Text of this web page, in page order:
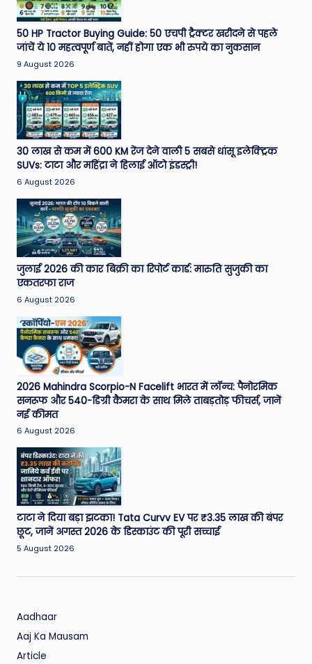
50 HP Tractor Buying Guide: 50 एचपी ट्रैक्टर खरीदने से पहले
जांचें ये 10 महत्वपूर्ण बातें, नहीं होगा एक भी रुपये का नुकसान
9 August 2026
30 लाख से कम में 600 KM रेंज देने वाली 5 सबसे धांसू इलेक्ट्रिक
SUVs: टाटा और महिंद्रा ने हिलाई ऑटो इंडस्ट्री!
6 August 2026
जुलाई 2026 की कार बिक्री का रिपोर्ट कार्ड: मारुति सुजुकी का
एकतरफा राज
6 August 2026
2026 Mahindra Scorpio-N Facelift भारत में लॉन्च: पैनोरमिक
सनरूफ और 540-डिग्री कैमरा के साथ मिले ताबड़तोड़ फीचर्स, जानें
नई कीमत
6 August 2026
टाटा ने दिया बड़ा झटका! Tata Curvv EV पर ₹3.35 लाख की बंपर
छूट, जानें अगस्त 2026 के डिस्काउंट की पूरी सच्चाई
5 August 2026
Aadhaar
Aaj Ka Mausam
Article